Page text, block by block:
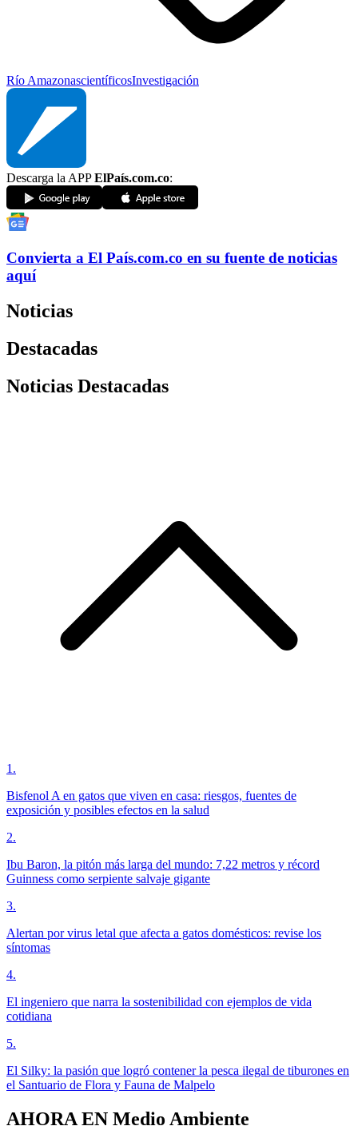
Río AmazonascientíficosInvestigación
Descarga la APPElPaís.com.co:
Convierta a El País.com.co en su fuente de noticias
aquí
Noticias
Destacadas
Noticias Destacadas
1 .
Bisfenol A en gatos que viven en casa: riesgos, fuentes de
exposición y posibles efectos en la salud
2.
Ibu Baron, la pitón más larga del mundo: 7,22 metros y récord
Guinness como serpiente salvaje gigante
3.
Alertan por virus letal que afecta a gatos domésticos: revise los
síntomas
4.
El ingeniero que narra la sostenibilidad con ejemplos de vida
cotidiana
5.
El Silky: la pasión que logró contener la pesca ilegal de tiburones en
el Santuario de Flora y Fauna de Malpelo
AHORA EN Medio Ambiente